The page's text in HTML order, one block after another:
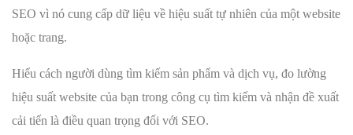
SEO vì nó cung cấp dữ liệu về hiệu suất tự nhiên của một website
hoặc trang.
Hiểu cách người dùng tìm kiếm sản phẩm và dịch vụ, đo lường
hiệu suất website của bạn trong công cụ tìm kiếm và nhận đề xuất
cải tiến là điều quan trọng đối với SEO.